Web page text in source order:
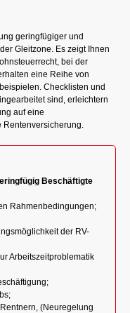
geringfügiger und
Gleitzone. Es zeigt Ihnen
bei der
eine Reihe von
Checklisten und
sind, erleichtern
auf eine
Rentenversicherung.
Beschäftigte
Rahmenbedingungen;
der RV-
Arbeitszeitproblematik
(Neuregelung